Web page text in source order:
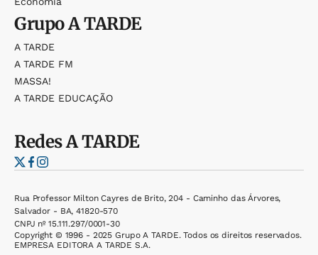
GrupoA TARDE
A TARDE
A TARDE FM
MASSA!
A TARDE EDUCAÇÃO
RedesA TARDE
Rua Professor Milton Cayres de Brito, 204 - Caminho das Árvores,
Salvador - BA, 41820-570
CNPJ nº 15.111.297/0001-30
Copyright © 1996 - 2025 Grupo A TARDE. Todos os direitos reservados.
EMPRESA EDITORA A TARDE S.A.